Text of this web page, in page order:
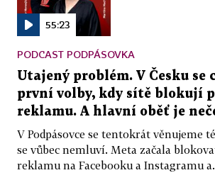
55:23
PODCAST PODPÁSOVKA
Utajený problém. V Česku se
první volby, kdy sítě blokují
reklamu. A hlavní oběť je
V Podpásovce se tentokrát věnujeme
se vůbec nemluví. Meta začala
reklamu na Facebooku a Instagramu